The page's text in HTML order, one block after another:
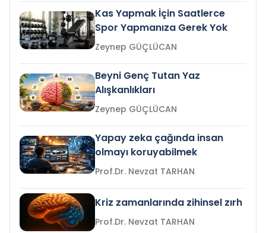
Kas Yapmak İçin Saatlerce
Spor Yapmanıza Gerek Yok
Zeynep GÜÇLÜCAN
Beyni Genç Tutan Yaz
Alışkanlıkları
Zeynep GÜÇLÜCAN
Yapay zeka çağında insan
olmayı koruyabilmek
Prof.Dr. Nevzat TARHAN
Kriz zamanlarında zihinsel zırh
Prof.Dr. Nevzat TARHAN